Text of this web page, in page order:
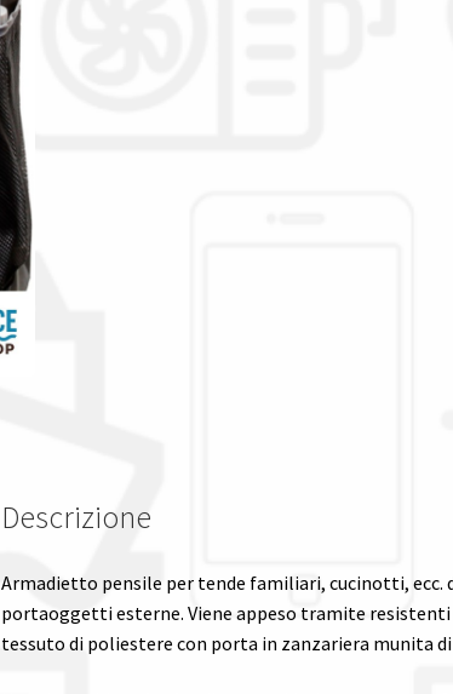
Descrizione
Armadietto pensile per tende familiari, cucinotti,
portaoggetti esterne. Viene appeso tramite
tessuto di poliestere con porta in zanzariera munita